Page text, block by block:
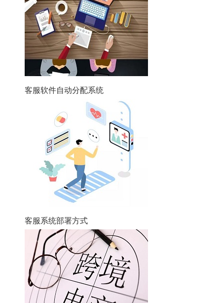
客服软件自动分配系统
客服系统部署方式